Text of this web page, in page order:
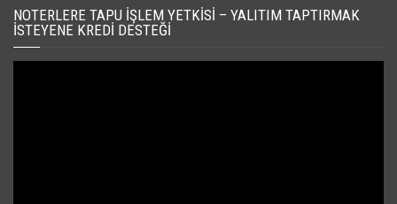
NOTERLERE TAPU İŞLEM YETKISI – YALITIM TAPTIRMAK
İSTEYENE KREDI DESTEĞI